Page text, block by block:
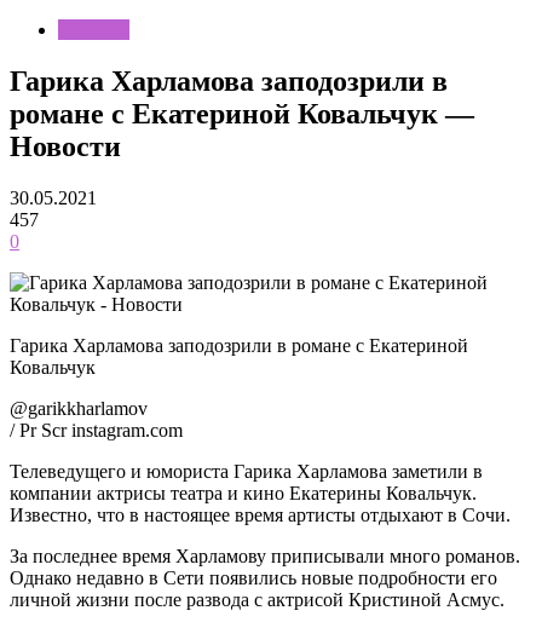
Гарика Харламова заподозрили в
романе с Екатериной Ковальчук —
Новости
30.05.2021
457
0
Гарика Харламова заподозрили в романе с Екатериной
Ковальчук
@garikkharlamov
/ Pr Scr instagram.com
Телеведущего и юмориста Гарика Харламова заметили в
компании актрисы театра и кино Екатерины Ковальчук.
Известно, что в настоящее время артисты отдыхают в Сочи.
За последнее время Харламову приписывали много романов.
Однако недавно в Сети появились новые подробности его
личной жизни после развода с актрисой Кристиной Асмус.